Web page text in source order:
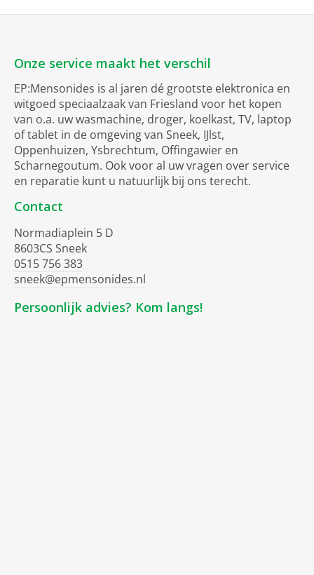
Onze service maakt het verschil
EP:Mensonides is al jaren dé grootste elektronica en
witgoed speciaalzaak van Friesland voor het kopen
van o.a. uw wasmachine, droger, koelkast, TV, laptop
of tablet in de omgeving van Sneek, IJlst,
Oppenhuizen, Ysbrechtum, Offingawier en
Scharnegoutum. Ook voor al uw vragen over service
en reparatie kunt u natuurlijk bij ons terecht.
Contact
Normadiaplein 5 D
8603CS Sneek
0515 756 383
sneek@epmensonides.nl
Persoonlijk advies? Kom langs!